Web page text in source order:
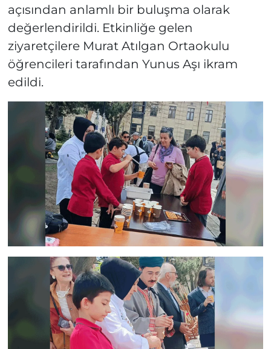
açısından anlamlı bir buluşma olarak
değerlendirildi. Etkinliğe gelen
ziyaretçilere Murat Atılgan Ortaokulu
öğrencileri tarafından Yunus Aşı ikram
edildi.